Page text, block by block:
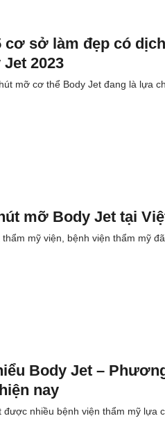
cơ sở làm đẹp có
2023
mỡ cơ thể Body Jet đang là lựa
mỡ Body Jet tại
mỹ viện, bệnh viện thẩm mỹ
Body Jet –
nay
được nhiều bệnh viện thẩm mỹ lựa